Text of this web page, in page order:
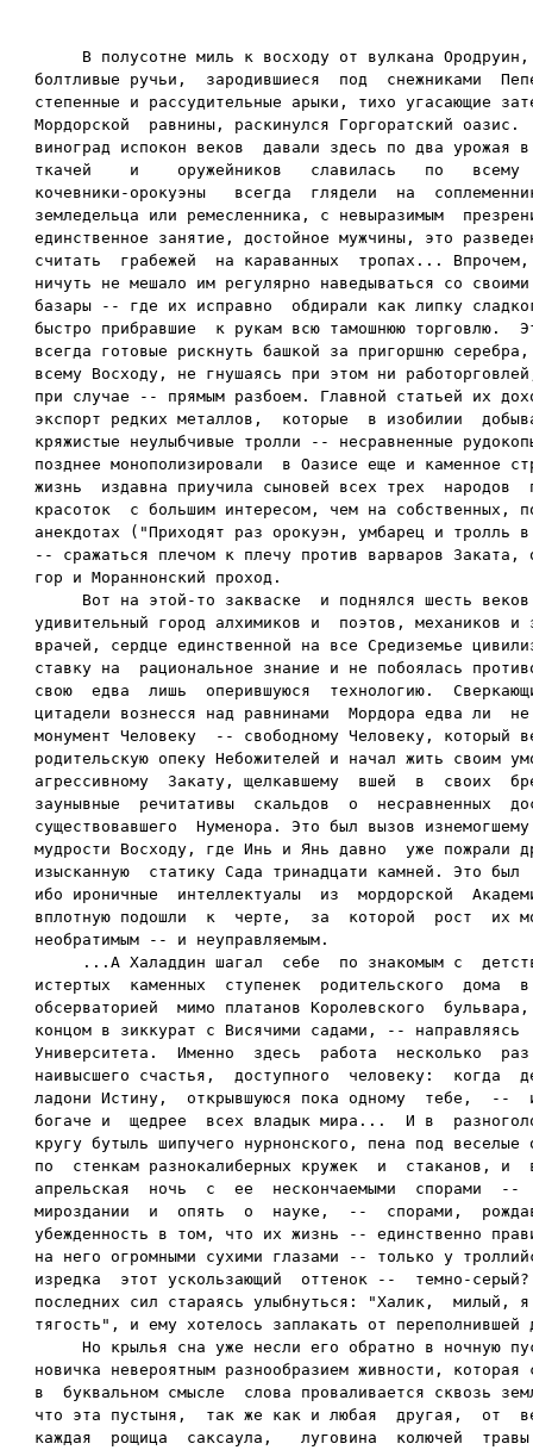
В полусотне миль к восходу от вулкана
болтливые ручьи,  зародившиеся  под  снежниками
степенные и рассудительные арыки, тихо угасающие
Мордорской  равнины, раскинулся Горгоратский
виноград испокон веков  давали здесь по два урожая
ткачей    и    оружейников   славилась   по   всему
кочевники-орокуэны   всегда  глядели  на
земледельца или ремесленника, с невыразимым
единственное занятие, достойное мужчины, это
считать  грабежей  на караванных  тропах... Впрочем,
ничуть не мешало им регулярно наведываться со
базары -- где их исправно  обдирали как липку
быстро прибравшие  к рукам всю тамошнюю торговлю.
всегда готовые рискнуть башкой за пригоршню
всему Восходу, не гнушаясь при этом ни
при случае -- прямым разбоем. Главной статьей их
экспорт редких металлов,  которые  в изобилии
кряжистые неулыбчивые тролли -- несравненные
позднее монополизировали  в Оазисе еще и каменное
жизнь  издавна приучила сыновей всех трех  народов
красоток  с большим интересом, чем на собственных,
анекдотах ("Приходят раз орокуэн, умбарец и
-- сражаться плечом к плечу против варваров Заката,
гор и Мораннонский проход.
Вот на этой-то закваске  и поднялся шесть
удивительный город алхимиков и  поэтов, механиков и
врачей, сердце единственной на все Средиземье
ставку на  рациональное знание и не побоялась
свою  едва  лишь  оперившуюся  технологию.
цитадели вознесся над равнинами  Мордора едва ли
монумент Человеку  -- свободному Человеку, который
родительскую опеку Небожителей и начал жить своим
агрессивному  Закату, щелкавшему  вшей  в  своих
заунывные  речитативы  скальдов  о  несравненных
существовавшего  Нуменора. Это был вызов
мудрости Восходу, где Инь и Янь давно  уже пожрали
изысканную  статику Сада тринадцати камней. Это
ибо ироничные  интеллектуалы  из  мордорской
вплотную подошли  к  черте,  за  которой  рост  их
необратимым -- и неуправляемым.
...А Халаддин шагал  себе  по знакомым с
истертых  каменных  ступенек  родительского  дома
обсерваторией  мимо платанов Королевского
концом в зиккурат с Висячими садами, -- направляясь
Университета.  Именно  здесь  работа  несколько
наивысшего счастья,  доступного  человеку:  когда
ладони Истину,  открывшуюся пока одному  тебе,  --
богаче и  щедрее  всех владык мира...  И в
кругу бутыль шипучего нурнонского, пена под веселые
по  стенкам разнокалиберных кружек  и  стаканов, и
апрельская  ночь  с  ее  нескончаемыми  спорами
мироздании  и  опять  о  науке,  --  спорами,
убежденность в том, что их жизнь -- единственно
на него огромными сухими глазами -- только у
изредка  этот ускользающий  оттенок --  темно-
последних сил стараясь улыбнуться: "Халик,
тягость", и ему хотелось заплакать от переполнившей
Но крылья сна уже несли его обратно в ночную
новичка невероятным разнообразием живности,
в  буквальном смысле  слова проваливается сквозь
что эта пустыня,  так же как и любая  другая,  от
каждая  рощица  саксаула,   луговина  колючей